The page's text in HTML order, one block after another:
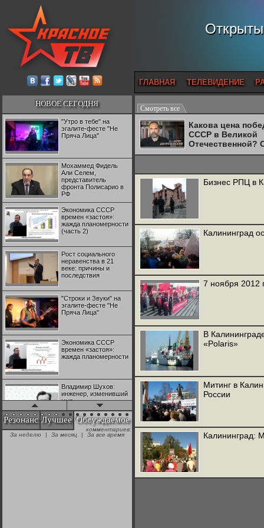
ГЛАВНАЯ ТЕЛЕВИДЕНИЕ
НОВОЕ СЕГОДНЯ
"Утро в тебе" на
эгалите-фесте "Не
Пряча Лица"
Мохаммед Фидель
Али Селем,
представитель
фронта Полисарио в
РФ
Экономика СССР
времен «застоя»:
жажда планомерности
(часть 2)
Рост социального
неравенства в 21
веке: причины и
последствия
"Строки и Звуки" на
эгалите-фесте "Не
Пряча Лица"
Экономика СССР
времен «застоя»:
жажда планомерности
Владимир Шухов:
инженер, изменивший
мир
"Аркадий Коц" на
эгалите-фесте "Не
Резонанс Лучшее Обсуждаемое
комментариев:
За неделю
| За месяц | За все время
Смотреть все
Какова цена
СССР в Великой
Отечественной?
Двуреченский о
Бизнес РПЦ в
Калининград
7 ноября 2012
В
«Polaris»
Митинг в
России
Калининград: